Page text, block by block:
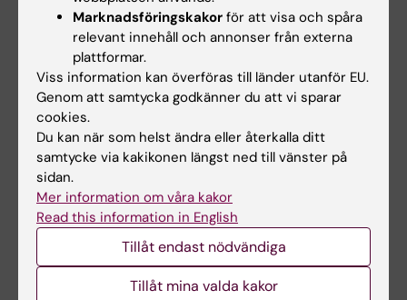
appar för multifaktorsautentisering. I stället
måste de använda en nyckelfil. För att få
tillgång till en nyckelfil måste du som har
bjudit in användaren beställa en nyckelfil
genom attkontakta Helpdesk.
Ange vilket konto nyckelfilen beställs för. Filen
kommer då att skapas och läggas i en mapp i
MFT-kontot för vald användare. Användaren
kommer åt filen genom att logga in via
webbläsaren. Användaren behöver ladda ner
filen på sin dator och installera den i sin valda
SFTP-klient, exempelvis FileZilla.
Marknadsföringskakor för att visa och spåra
relevant innehåll och annonser från externa
plattformar.
Viss information kan överföras till länder utanför EU.
Genom att samtycka godkänner du att vi sparar
cookies.
Du kan när som helst ändra eller återkalla ditt
samtycke via kakikonen längst ned till vänster på
sidan.
Mer information om våra kakor
Read this information in English
Tillåt endast nödvändiga
Tillåt mina valda kakor